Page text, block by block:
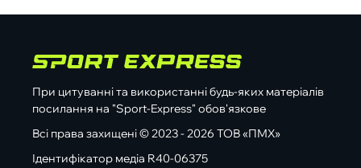
При цитуванні та використанні будь-яких матеріалів
посилання на "Sport-Express" обов'язкове
Всі права захищені © 2023 - 2026 ТОВ «ПМХ»
Ідентифікатор медіа R40-06375